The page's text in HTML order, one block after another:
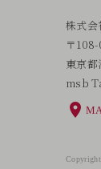
株式会
〒
東京都
msb